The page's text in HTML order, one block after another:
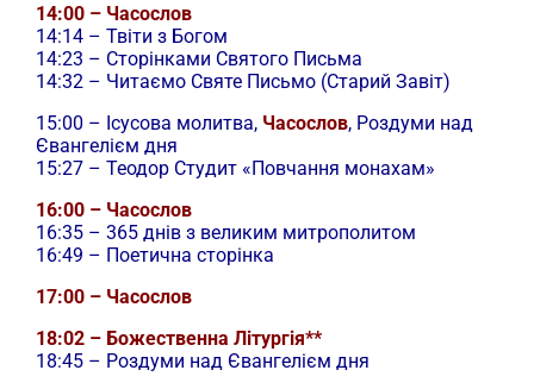
14:00 – Часослов
14:14 – Твіти з Богом
14:23 – Сторінками Святого Письма
14:32 – Читаємо Святе Письмо (Старий Завіт)
15:00 – Ісусова молитва, Часослов, Роздуми над
Євангелієм дня
15:27 – Теодор Студит «Повчання монахам»
16:00 – Часослов
16:35 – 365 днів з великим митрополитом
16:49 – Поетична сторінка
17:00 – Часослов
18:02 – Божественна Літургія**
18:45 – Роздуми над Євангелієм дня